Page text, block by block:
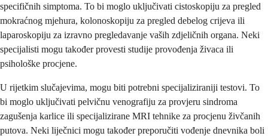
specifičnih simptoma. To bi moglo uključivati cistoskopiju za pregled
mokraćnog mjehura, kolonoskopiju za pregled debelog crijeva ili
laparoskopiju za izravno pregledavanje vaših zdjeličnih organa. Neki
specijalisti mogu također provesti studije provođenja živaca ili
psihološke procjene.
U rijetkim slučajevima, mogu biti potrebni specijaliziraniji testovi. To
bi moglo uključivati pelvičnu venografiju za provjeru sindroma
zagušenja karlice ili specijalizirane MRI tehnike za procjenu živčanih
putova. Neki liječnici mogu također preporučiti vođenje dnevnika boli